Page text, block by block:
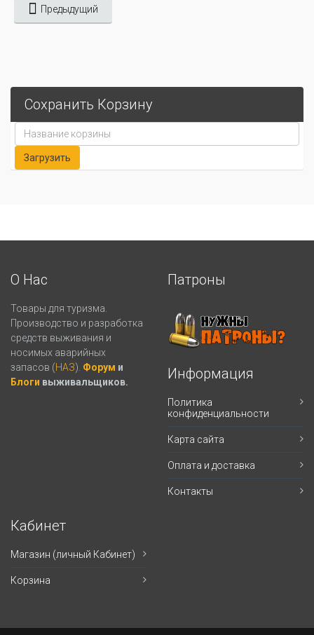
Предыдущий
Сохранить Корзину
О Нас
Товары для туризма.
Производство и разработка
средств выживания и
носимых аварийных
запасов (НАЗ). Форум и
Блоги выживальщиков.
Патроны
Информация
Политика
конфиденциальности
Карта сайта
Оплата и доставка
Контакты
Кабинет
Магазин (личный Кабинет)
Корзина